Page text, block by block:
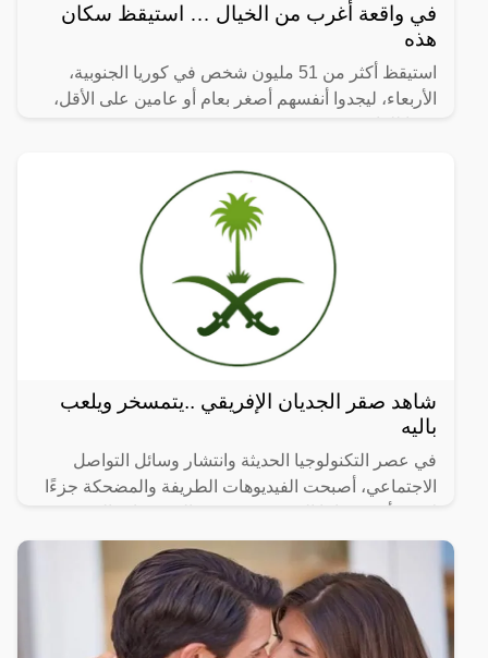
في واقعة أغرب من الخيال … استيقظ سكان
هذه
استيقظ أكثر من 51 مليون شخص في كوريا الجنوبية،
الأربعاء، ليجدوا أنفسهم أصغر بعام أو عامين على الأقل،
شاهد صقر الجديان الإفريقي ..يتمسخر ويلعب
باليه
في عصر التكنولوجيا الحديثة وانتشار وسائل التواصل
الاجتماعي، أصبحت الفيديوهات الطريفة والمضحكة جزءًا
انتشرت